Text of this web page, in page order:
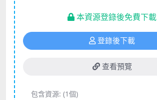
本資源登錄後免費下載
登錄後下載
查看預覽
包含資源: (1個)